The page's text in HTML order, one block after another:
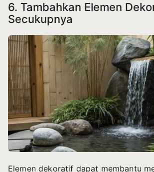
6. Tambahkan Elemen
Secukupnya
Elemen dekoratif dapat membantu